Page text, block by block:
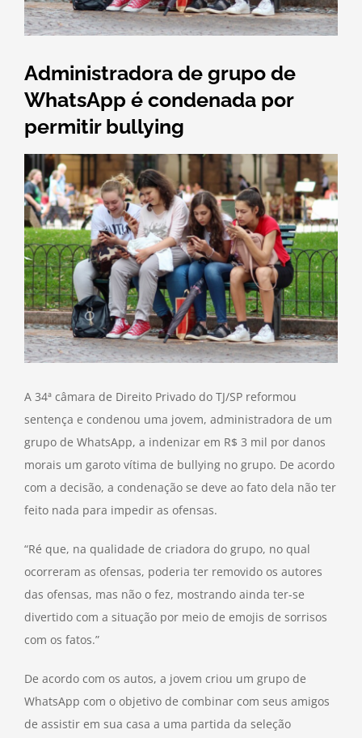
Administradora de grupo de
WhatsApp é condenada por
permitir bullying
A 34ª câmara de Direito Privado do TJ/SP reformou
sentença e condenou uma jovem, administradora de um
grupo de WhatsApp, a indenizar em R$ 3 mil por danos
morais um garoto vítima de bullying no grupo. De acordo
com a decisão, a condenação se deve ao fato dela não ter
feito nada para impedir as ofensas.
“Ré que, na qualidade de criadora do grupo, no qual
ocorreram as ofensas, poderia ter removido os autores
das ofensas, mas não o fez, mostrando ainda ter-se
divertido com a situação por meio de emojis de sorrisos
com os fatos.”
De acordo com os autos, a jovem criou um grupo de
WhatsApp com o objetivo de combinar com seus amigos
de assistir em sua casa a uma partida da seleção